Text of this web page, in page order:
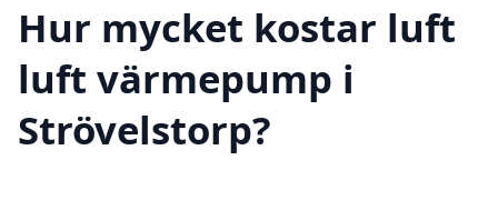
Hur mycket kostar luft
luft värmepump i
Strövelstorp?